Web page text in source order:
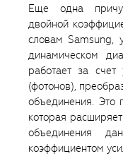
Еще одна
двойной
словам Samsung,
динамическом
работает за счет
(фотонов),
объединения. Это
которая
объединения
коэффициентом